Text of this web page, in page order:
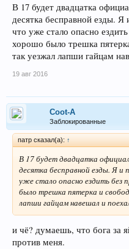
В 17 будет двадцатка
десятка бесправной езды.
что уже стало опасно
хорошо было трешка
так уезжал лапши гайцам
19 авг 2016
Coot-A
Заблокированные
патр сказал(а): ↑
В 17 будет двадцатка
десятка бесправной езды. Я и
уже стало опасно ездить без
было трешка пятерка и
лапши гайцам навешал и
и чё? думаешь, что бога за
против меня.